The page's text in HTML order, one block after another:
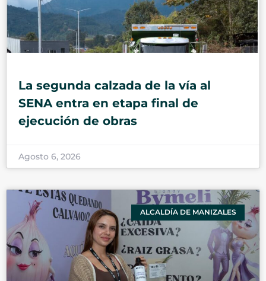
La segunda calzada de la vía al
SENA entra en etapa final de
ejecución de obras
Agosto 6, 2026
ALCALDÍA DE MANIZALES